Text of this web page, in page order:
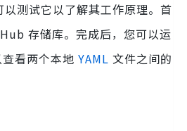
测试它以了解其工作原理。首
存储库。完成后，您可以运
查看两个本地 YAML 文件之间的